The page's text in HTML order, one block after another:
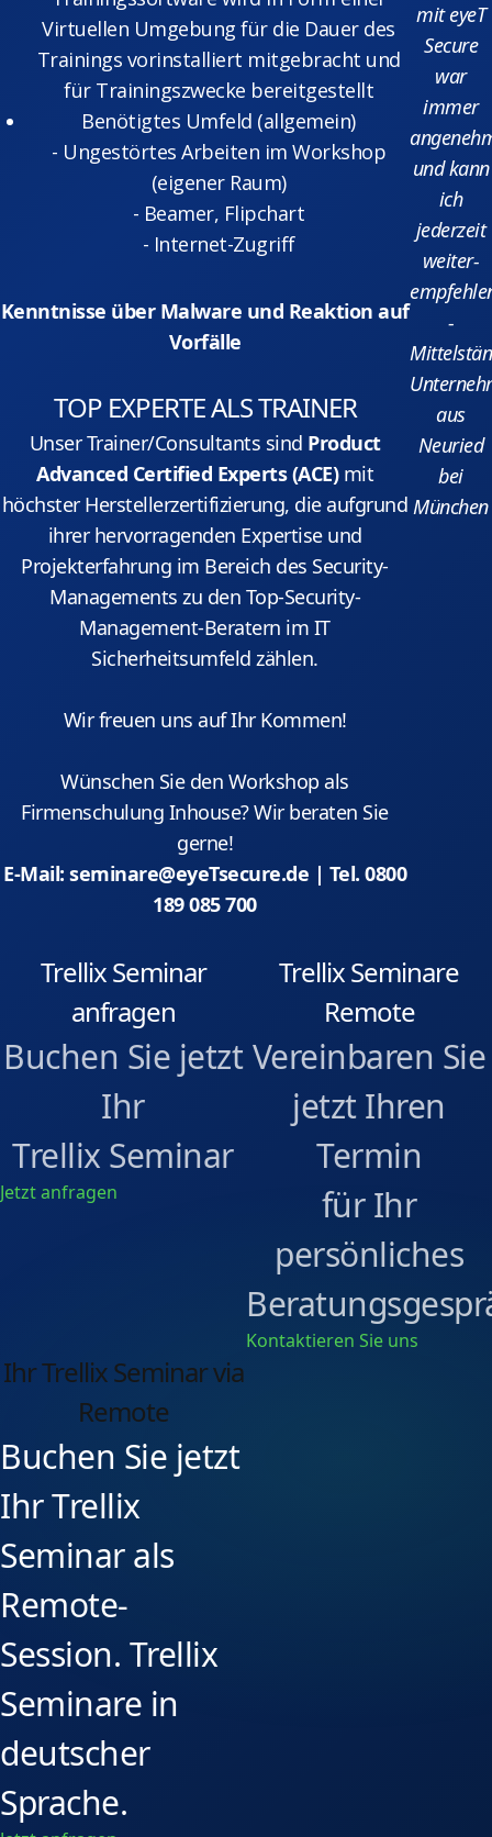
Virtuellen Umgebung für die Dauer des
Trainings vorinstalliert mitgebracht und
für Trainingszwecke bereitgestellt
Benötigtes Umfeld (allgemein)
- Ungestörtes Arbeiten im Workshop
(eigener Raum)
- Beamer, Flipchart
- Internet-Zugriff
Kenntnisse über Malware und Reaktion auf
Vorfälle
TOP EXPERTE ALS TRAINER
Unser Trainer/Consultants sind Product
Advanced Certified Experts (ACE)mit
höchster Herstellerzertifizierung, die aufgrund
ihrer hervorragenden Expertise und
Projekterfahrung im Bereich des Security-
Managements zu den Top-Security-
Management-Beratern im IT
Sicherheitsumfeld zählen.
Wir freuen uns auf Ihr Kommen!
Wünschen Sie den Workshop als
Firmenschulung Inhouse? Wir beraten Sie
gerne!
E-Mail: seminare@eyeTsecure.de | Tel. 0800
189 085 700
mit eyeT
Secure
war
immer
und kann
ich
jederzeit
weiter-
-
aus
Neuried
bei
München
Trellix Seminar
anfragen
Buchen Sie jetzt
Ihr
Trellix Seminar
Jetzt anfragen
Trellix Seminare
Remote
Vereinbaren Sie
jetzt Ihren
Termin
für Ihr
persönliches
Kontaktieren Sie uns
Ihr Trellix Seminar via
Remote
Buchen Sie jetzt
Ihr Trellix
Seminar als
Remote-
Session. Trellix
Seminare in
deutscher
Sprache.